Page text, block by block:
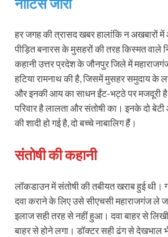
हर जगह की त्रासद खबर हालांकि न अखबारों
पीड़ित बनारस के मुसहरों की तरह किस्‍मत वाले
कहानी उत्तर प्रदेश के जौनपुर जिले में
हटिया रामनाथ की है, जिसमें मुसहर समुदाय के
और इनकी आय का साधन ईंट-भट्ठे पर मजदूरी
परिवार है लालता और संतोषी का। इनके दो
की शादी हो गई है, दो बच्चे नाबालिग हैं।
संतोषी की कहानी
लॉकडाउन में संतोषी की तबीयत खराब हुई थी।
दवा कराने के लिए उसे सीएचसी महाराजगंज ले
इलाज सही तरह से नहीं हुआ। दवा बाहर से
बाहर से होने लगा। डॉक्टर सही ढंग से देखभाल